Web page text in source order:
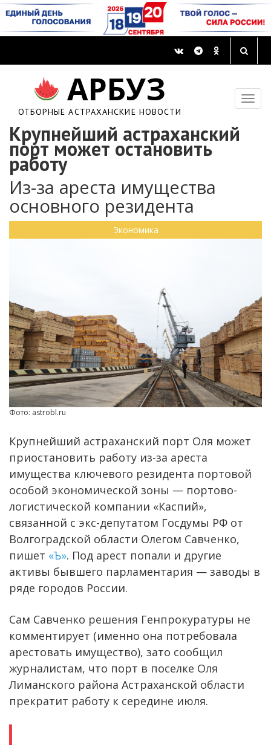
АРБУЗ
ОТБОРНЫЕ АСТРАХАНСКИЕ НОВОСТИ
Крупнейший астраханский
порт может остановить
работу
Из-за ареста имущества
основного резидента
Экономика
Фото: astrobl.ru
Крупнейший астраханский порт Оля может
приостановить работу из-за ареста
имущества ключевого резидента портовой
особой экономической зоны — портово-
логистической компании «Каспий»,
связанной с экс-депутатом Госдумы РФ от
Волгоградской области Олегом Савченко,
пишет «Ъ». Под арест попали и другие
активы бывшего парламентария — заводы в
ряде городов России.
Сам Савченко решения Генпрокуратуры не
комментирует (именно она потребовала
арестовать имущество), зато сообщил
журналистам, что порт в поселке Оля
Лиманского района Астраханской области
прекратит работу к середине июля.